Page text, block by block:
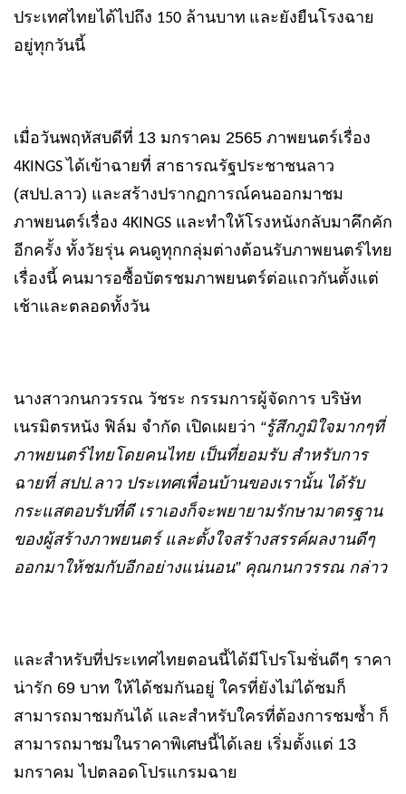
ประเทศไทยได้ไปถึง 150 ล้านบาท และยังยืนโรงฉาย
อยู่ทุกวันนี้
เมื่อวันพฤหัสบดีที่ 13 มกราคม 2565 ภาพยนตร์เรื่อง
4KINGS ได้เข้าฉายที่ สาธารณรัฐประชาชนลาว
(สปป.ลาว) และสร้างปรากฏการณ์คนออกมาชม
ภาพยนตร์เรื่อง 4KINGS และทำให้โรงหนังกลับมาคึกคัก
อีกครั้ง ทั้งวัยรุ่น คนดูทุกกลุ่มต่างต้อนรับภาพยนตร์ไทย
เรื่องนี้ คนมารอซื้อบัตรชมภาพยนตร์ต่อแถวกันตั้งแต่
เช้าและตลอดทั้งวัน
นางสาวกนกวรรณ วัชระ กรรมการผู้จัดการ บริษัท
เนรมิตรหนัง ฟิล์ม จำกัด เปิดเผยว่า “รู้สึกภูมิใจมากๆที่
ภาพยนตร์ไทยโดยคนไทย เป็นที่ยอมรับ สำหรับการ
ฉายที่ สปป.ลาว ประเทศเพื่อนบ้านของเรานั้น ได้รับ
กระแสตอบรับที่ดี เราเองก็จะพยายามรักษามาตรฐาน
ของผู้สร้างภาพยนตร์ และตั้งใจสร้างสรรค์ผลงานดีๆ
ออกมาให้ชมกับอีกอย่างแน่นอน” คุณกนกวรรณ กล่าว
และสำหรับที่ประเทศไทยตอนนี้ได้มีโปรโมชั่นดีๆ ราคา
น่ารัก 69 บาท ให้ได้ชมกันอยู่ ใครที่ยังไม่ได้ชมก็
สามารถมาชมกันได้ และสำหรับใครที่ต้องการชมซ้ำ ก็
สามารถมาชมในราคาพิเศษนี้ได้เลย เริ่มตั้งแต่ 13
มกราคม ไปตลอดโปรแกรมฉาย